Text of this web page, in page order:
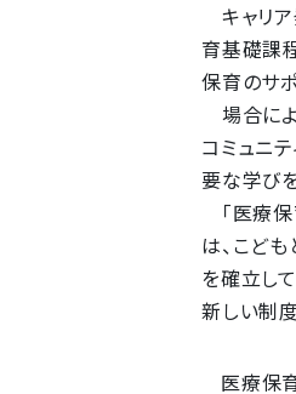
キャリ
育基礎課
保育のサ
場合に
コミュニ
要な学び
「医療
は、こど
を確立し
新しい制
医療保